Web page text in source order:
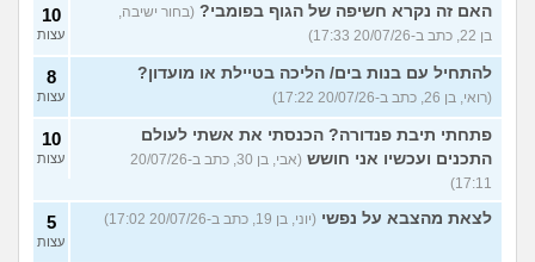
האם זה נקרא חשיפה של הגוף בפומבי? (בחור ישיבה,
בן 22, כתב ב-20/07/26 17:33)
10
עצות
להתחיל עם בנות בים/ הליכה בטיילת או מועדון?
(רואי, בן 26, כתב ב-20/07/26 17:22)
8
עצות
פתחתי תיבת פנדורה? הכנסתי את אשתי לעולם
התכנים ועכשיו אני חושש
(אבי, בן 30, כתב ב-20/07/26
17:11)
10
עצות
לצאת מהצבא על נפשי (יוני, בן 19, כתב ב-20/07/26 17:02) 5
עצות